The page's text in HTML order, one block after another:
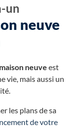
un
neuve
neuve est
vie, mais aussi un
les plans de sa
de votre